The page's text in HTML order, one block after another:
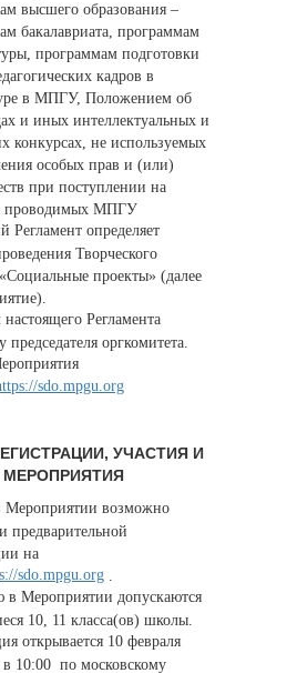
высшего образования –
бакалавриата, программам
программам подготовки
кадров в
в МПГУ, Положением об
и иных интеллектуальных и
конкурсах, не используемых
особых прав и (или)
при поступлении на
проводимых МПГУ
Регламент определяет
Творческого
проекты» (далее
Регламента
председателя оргкомитета.
sdo.mpgu.org
УЧАСТИЯ И
Мероприятии возможно
предварительной
на
sdo.mpgu.org
в Мероприятии допускаются
10, 11 класса(ов) школы.
открывается 10 февраля
в 10:00 по московскому